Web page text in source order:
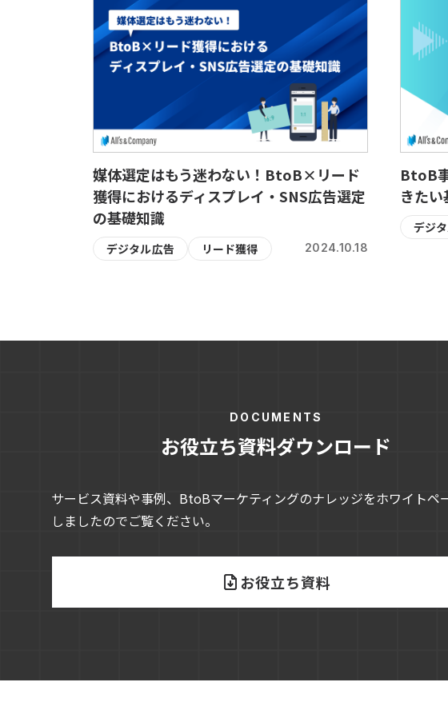
媒体選定はもう迷わない！BtoB×リード
獲得におけるディスプレイ・SNS広告選定
の基礎知識
デジタル広告 リード獲得 2024.10.18
BtoB
きた
デジ
DOCUMENTS
お役立ち資料ダウンロード
サービス資料や事例、BtoBマーケティングのナレッジをホワイトペ
しましたのでご覧ください。
お役立ち資料